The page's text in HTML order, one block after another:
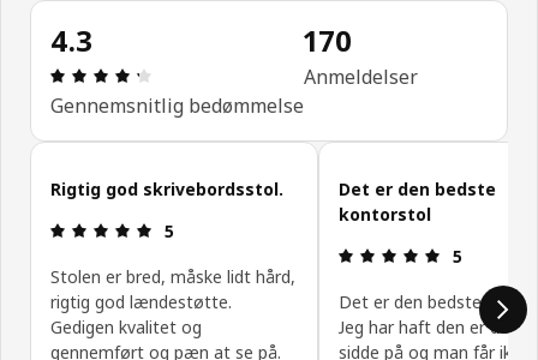
4.3
Anmeldelse: 4.3 Ud af 5 Stjerner. Anmeldelser i
Gennemsnitlig bedømmelse
170
Anmeldelser
Spring kundeanmeldelser over
Rigtig god skrivebordsstol.
Anmeldelse: 5 Ud af 5 Stjerner.
5
Stolen er bred, måske lidt hård,
rigtig god lændestøtte.
Gedigen kvalitet og
gennemført og pæn at se på.
Det er den bedste
kontorstol
5
Det er den bedste
Jeg har haft den er dejlig
sidde på og man får ikke